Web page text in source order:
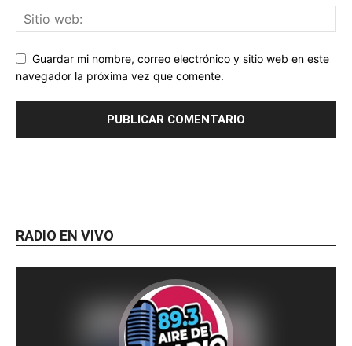
Guardar mi nombre, correo electrónico y sitio web en este
navegador la próxima vez que comente.
RADIO EN VIVO